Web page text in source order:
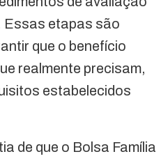
Essas etapas são
que o benefício
realmente precisam,
estabelecidos
de que o Bolsa Família